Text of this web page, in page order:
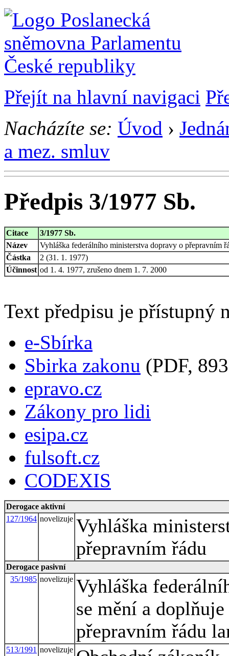
Přejít na hlavní navigaci
Nacházíte se: Úvod ›
a mez. smluv
Předpis 3/1977 Sb.
Citace
3/1977 Sb.
Název
Vyhláška federálního ministerstva dopravy o přepravním
Částka
2 (31. 1. 1977)
Účinnost od 1. 4. 1977, zrušeno dnem 1. 7. 2000
Text předpisu je přístupný
e-Sbírka
Sbirka zakonu (PDF,
epravo.cz
Zákony pro lidi
esipa.cz
fulsoft.cz
CODEXIS
Derogace aktivní
127/1964 novelizuje Vyhláška
přepravním řádu
Derogace pasivní
35/1985 novelizuje Vyhláška
se mění a
přepravním řádu
513/1991 novelizuje